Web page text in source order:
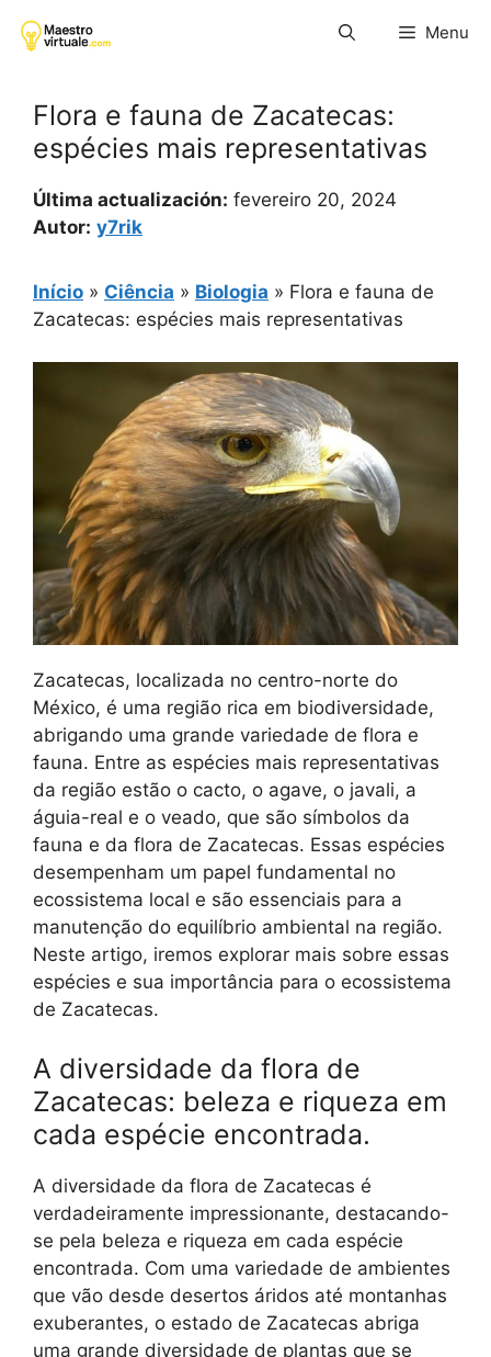
para
Menu
Flora e fauna de Zacatecas:
espécies mais representativas
Última actualización: fevereiro 20, 2024
Autor: y7rik
Início » Ciência » Biologia » Flora e fauna de
Zacatecas: espécies mais representativas
Zacatecas, localizada no centro-norte do
México, é uma região rica em biodiversidade,
abrigando uma grande variedade de flora e
fauna. Entre as espécies mais representativas
da região estão o cacto, o agave, o javali, a
águia-real e o veado, que são símbolos da
fauna e da flora de Zacatecas. Essas espécies
desempenham um papel fundamental no
ecossistema local e são essenciais para a
manutenção do equilíbrio ambiental na região.
Neste artigo, iremos explorar mais sobre essas
espécies e sua importância para o ecossistema
de Zacatecas.
A diversidade da flora de
Zacatecas: beleza e riqueza em
cada espécie encontrada.
A diversidade da flora de Zacatecas é
verdadeiramente impressionante, destacando-
se pela beleza e riqueza em cada espécie
encontrada. Com uma variedade de ambientes
que vão desde desertos áridos até montanhas
exuberantes, o estado de Zacatecas abriga
uma grande diversidade de plantas que se